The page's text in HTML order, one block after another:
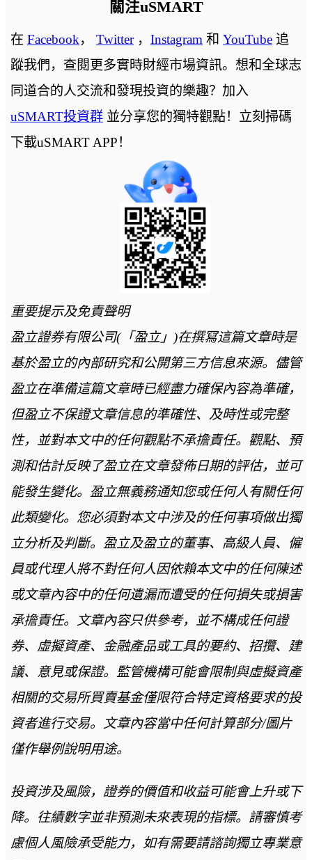
關注uSMART
在 Facebook， Twitter， Instagram和 YouTube追
蹤我們，查閱更多實時財經市場資訊。想和全球志
同道合的人交流和發現投資的樂趣？加入
uSMART投資群並分享您的獨特觀點！立刻掃碼
下載uSMART APP！
重要提示及免責聲明
盈立證券有限公司(「盈立」)在撰冩這篇文章時是
基於盈立的內部研究和公開第三方信息來源。儘管
盈立在準備這篇文章時已經盡力確保內容為準確，
但盈立不保證文章信息的準確性、及時性或完整
性，並對本文中的任何觀點不承擔責任。觀點、預
測和估計反映了盈立在文章發佈日期的評估，並可
能發生變化。盈立無義務通知您或任何人有關任何
此類變化。您必須對本文中涉及的任何事項做出獨
立分析及判斷。盈立及盈立的董事、高級人員、僱
員或代理人將不對任何人因依賴本文中的任何陳述
或文章內容中的任何遺漏而遭受的任何損失或損害
承擔責任。文章內容只供參考，並不構成任何證
券、虛擬資產、金融產品或工具的要約、招攬、建
議、意見或保證。監管機構可能會限制與虛擬資產
相關的交易所買賣基金僅限符合特定資格要求的投
資者進行交易。文章內容當中任何計算部分/圖片
僅作舉例說明用途。
投資涉及風險，證券的價值和收益可能會上升或下
降。往績數字並非預測未來表現的指標。請審慎考
慮個人風險承受能力，如有需要請諮詢獨立專業意